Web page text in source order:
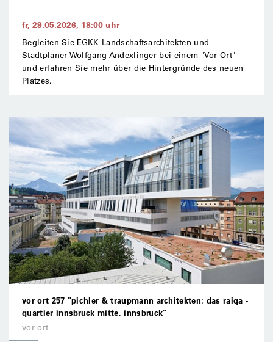
fr, 29.05.2026, 18:00 uhr
Begleiten Sie EGKK Landschaftsarchitekten und
Stadtplaner Wolfgang Andexlinger bei einem "Vor Ort"
und erfahren Sie mehr über die Hintergründe des neuen
Platzes.
vor ort 257 "pichler & traupmann architekten: das raiqa -
quartier innsbruck mitte, innsbruck"
vor ort